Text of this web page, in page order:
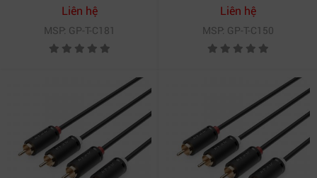
Liên hệ
MSP: GP-T-C181
Liên hệ
MSP: GP-T-C150